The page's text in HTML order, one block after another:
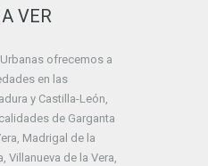
VER
Urbanas ofrecemos a
en las
y Castilla-León,
de Garganta
Madrigal de la
Villanueva de la Vera,